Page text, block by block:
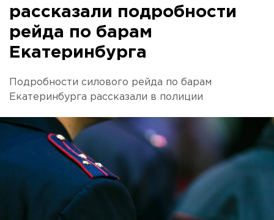
рассказали подробности
рейда по барам
Екатеринбурга
Подробности силового рейда по барам
Екатеринбурга рассказали в полиции